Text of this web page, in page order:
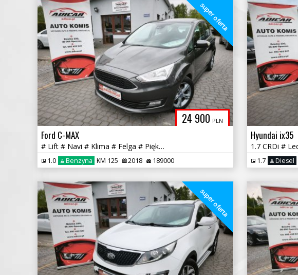
24 900 PLN
super oferta
Ford C-MAX
# Lift # Navi # Klima # Felga # Piękny # Full Serwis # GWARANCJA!!!
1.0 Benzyna KM 125 2018 189000
Hyundai ix35
1.7 Diesel
super oferta